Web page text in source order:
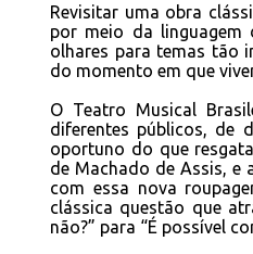
Revisitar uma obra
por meio da linguagem
olhares para temas tão
do momento em que
O Teatro Musical
diferentes públicos, de
oportuno do que
de Machado de Assis, e
com essa nova
clássica questão que
não?” para “É possível